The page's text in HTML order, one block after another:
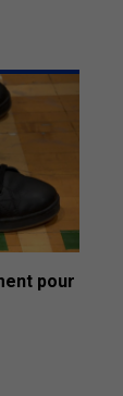
pour